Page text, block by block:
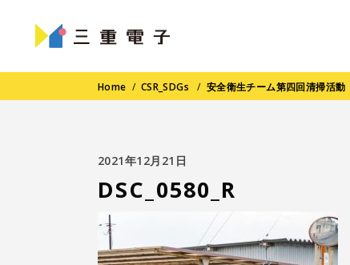
Home / CSR_SDGs / 安全衛生チーム第四回清掃活動
2021年12月21日
DSC_0580_R